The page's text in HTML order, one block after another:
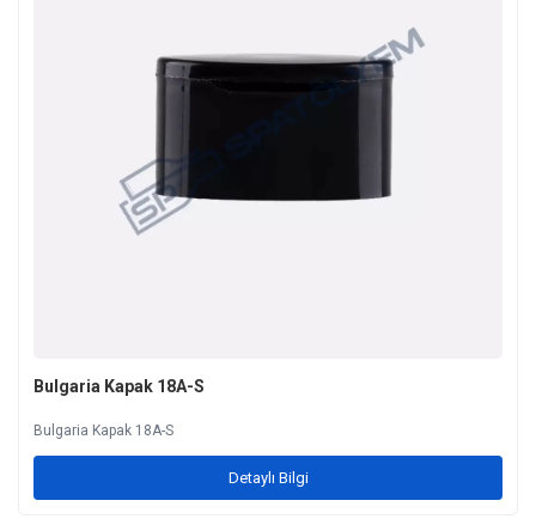
Bulgaria Kapak 18A-S
Bulgaria Kapak 18A-S
Detaylı Bilgi